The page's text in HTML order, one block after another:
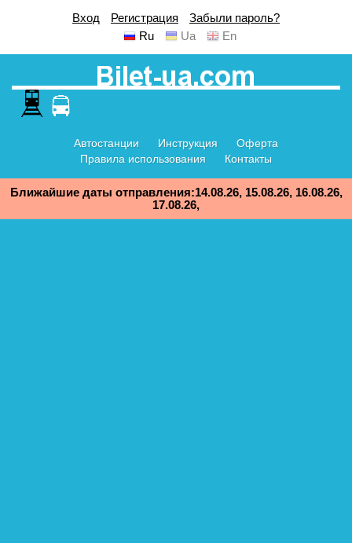
Вход Регистрация
Забыли пароль?
Ru
Ua En
Автостанции Инструкция
Оферта
Правила использования
Контакты
Ближайшие даты отправления:14.08.26, 15.08.26, 16.08.26,
17.08.26,